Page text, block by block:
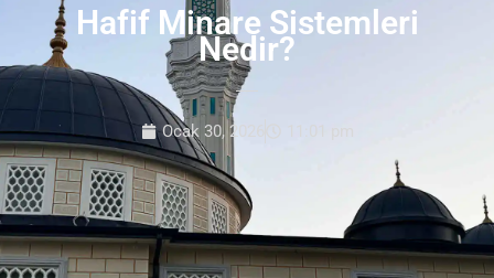
Hafif Minare Sistemleri
Nedir?
Ocak 30, 2026